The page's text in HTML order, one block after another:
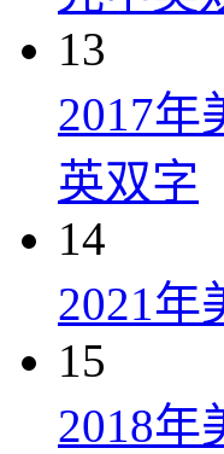
13
2017年
英双字
14
2021年
15
2018年